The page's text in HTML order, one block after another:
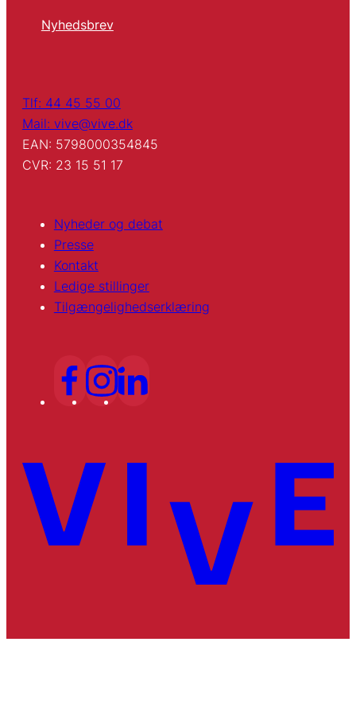
Nyhedsbrev
Tlf: 44 45 55 00
Mail: vive@vive.dk
EAN: 5798000354845
CVR: 23 15 51 17
Nyheder og debat
Presse
Kontakt
Ledige stillinger
Tilgængelighedserklæring